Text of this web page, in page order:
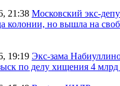
21:38 Московский экс-
колонии, но вышла на
19:19 Экс-зама
по делу хищения 4 млрд